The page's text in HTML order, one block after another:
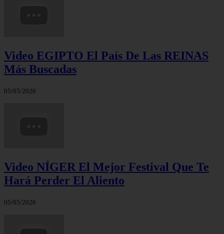
Video EGIPTO El País De Las REINAS
Más Buscadas
05/05/2026
Video NÍGER El Mejor Festival Que Te
Hará Perder El Aliento
05/05/2026